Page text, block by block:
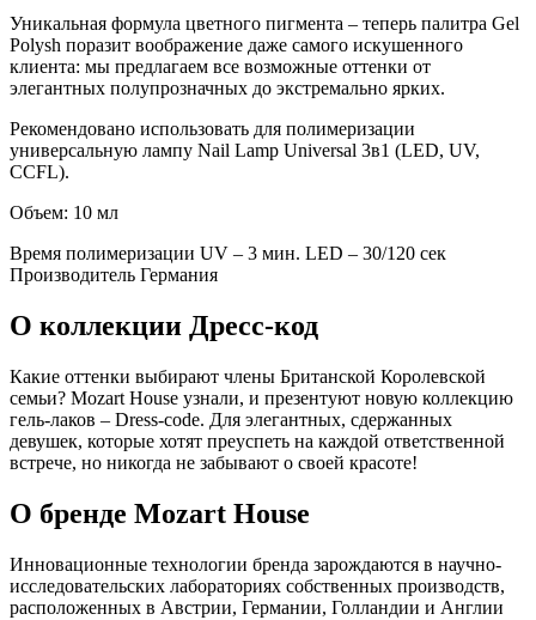
Уникальная формула цветного пигмента – теперь палитра Gel
Polysh поразит воображение даже самого искушенного
клиента: мы предлагаем все возможные оттенки от
элегантных полупрозначных до экстремально ярких.
Рекомендовано использовать для полимеризации
универсальную лампу Nail Lamp Universal 3в1 (LED, UV,
CCFL).
Объем: 10 мл
Время полимеризации UV – 3 мин. LED – 30/120 сек
Производитель Германия
О коллекции Дресс-код
Какие оттенки выбирают члены Британской Королевской
семьи? Mozart House узнали, и презентуют новую коллекцию
гель-лаков – Dress-code. Для элегантных, сдержанных
девушек, которые хотят преуспеть на каждой ответственной
встрече, но никогда не забывают о своей красоте!
О бренде Mozart House
Инновационные технологии бренда зарождаются в научно-
исследовательских лабораториях собственных производств,
расположенных в Австрии, Германии, Голландии и Англии